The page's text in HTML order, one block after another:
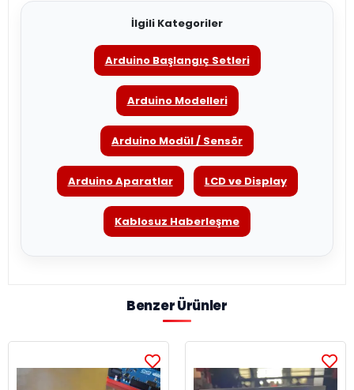
İlgili Kategoriler
Arduino Başlangıç Setleri
Arduino Modelleri
Arduino Modül / Sensör
Arduino Aparatlar LCD ve Display
Kablosuz Haberleşme
Benzer Ürünler